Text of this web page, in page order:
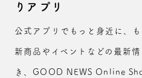
りアプリ
公式アプリでもっと身近に、も
新商品やイベントなどの最新
き、GOOD NEWS Online